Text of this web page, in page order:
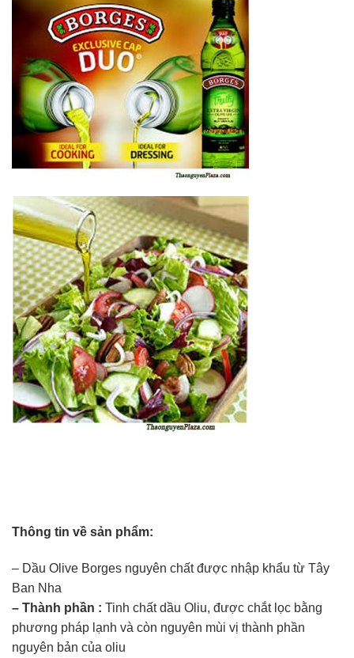
Thông tin về sản phẩm:​
– Dầu Olive Borges nguyên chất được nhập khẩu từ Tây
Ban Nha​
– Thành phần : Tinh chất dầu Oliu, được chắt lọc bằng
phương pháp lạnh và còn nguyên mùi vị thành phần
nguyên bản của oliu